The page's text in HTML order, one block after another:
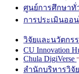
ศูนย์การศึกษาทั่
การประเมินออ
วิจัยและนวัตกร
CU Innovation
Chula DigiVerse
สำนักบริหารวิจัย